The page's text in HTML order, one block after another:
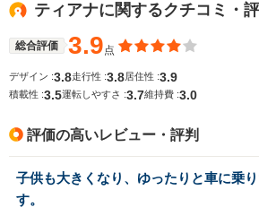
ティアナに関するクチコミ・
総合評価 3.9点
デザイン :3.8走行性 :3.8 居住性 :3.9
積載性 :3.5運転しやすさ :3.7維持費 :3.0
評価の高いレビュー・評判
子供も大きくなり、ゆったりと車に乗
す。